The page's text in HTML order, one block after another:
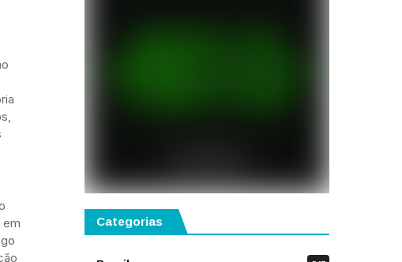
em
Categorias